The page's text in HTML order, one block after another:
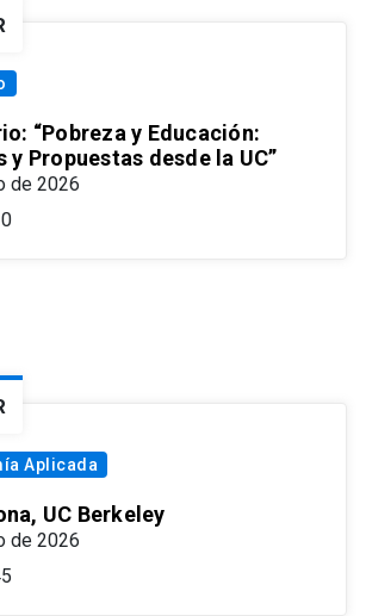
“Pobreza y Educación:
y Propuestas desde la UC”
de 2026
Aplicada
UC Berkeley
de 2026